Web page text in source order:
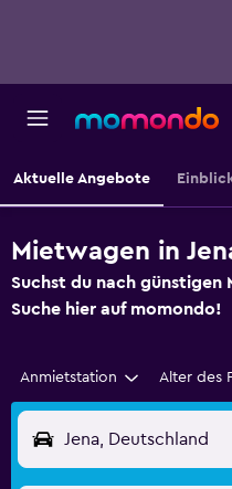
Aktuelle Angebote
Mietwagen in
Suchst du nach günstigen
Suche hier auf momondo!
Anmietstation Alter des
Jena, Deutschland